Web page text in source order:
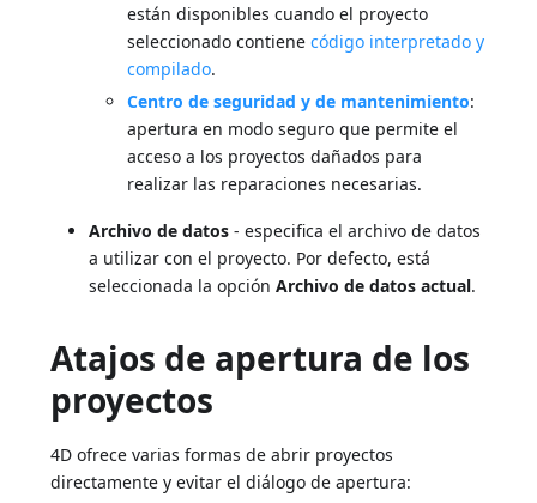
están disponibles cuando el proyecto
seleccionado contienecódigo interpretado y
compilado.
Centro de seguridad y de mantenimiento:
apertura en modo seguro que permite el
acceso a los proyectos dañados para
realizar las reparaciones necesarias.
Archivo de datos - especifica el archivo de datos
a utilizar con el proyecto. Por defecto, está
seleccionada la opciónArchivo de datos actual.
Atajos de apertura de los
proyectos
4D ofrece varias formas de abrir proyectos
directamente y evitar el diálogo de apertura: